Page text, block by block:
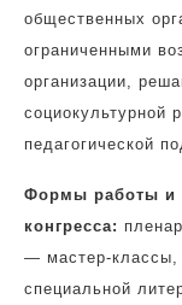
общественных
ограниченными
организации,
социокультурной
педагогической
Формы работы и
конгресса:
— мастер-классы,
специальной